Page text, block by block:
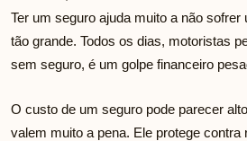
Ter um seguro ajuda muito a não
tão grande. Todos os dias, motoristas
sem seguro, é um golpe financeiro
O custo de um seguro pode parecer
valem muito a pena. Ele protege contra